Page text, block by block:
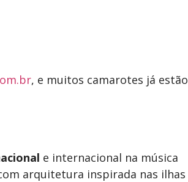
, e muitos camarotes já estão
e internacional na música
arquitetura inspirada nas ilhas